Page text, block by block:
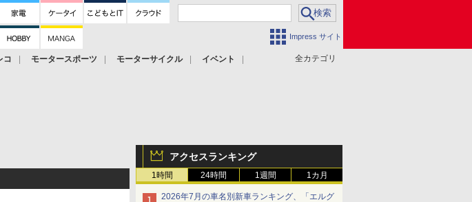
Impress サイト
全カテゴリ
コ モータースポーツ モーターサイクル
イベント
アクセスランキング
1時間 24時間 1週間 1カ月
2026年7月の車名別新車ランキング、「エルグ